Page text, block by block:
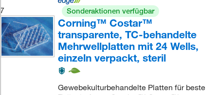
7 Sonderaktionen verfügbar
Corning™ Costar™
transparente, TC-behandelte
Mehrwellplatten mit 24 Wells,
einzeln verpackt, steril
Gewebekulturbehandelte Platten für beste